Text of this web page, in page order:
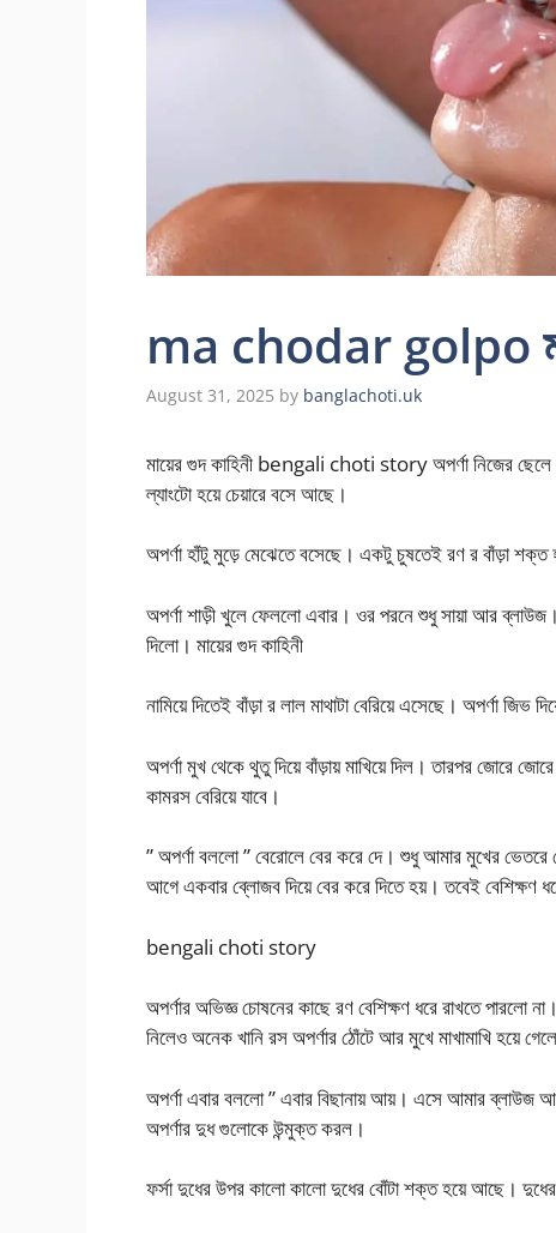
ma chodar golpo
August 31, 2025 by banglachoti.uk
মায়ের গুদ কাহিনী bengali choti story অপর্ণা নিজের ছেলে
ল্যাংটো হয়ে চেয়ারে বসে আছে।
অপর্ণা হাঁটু মুড়ে মেঝেতে বসেছে। একটু চুষতেই রণ র বাঁড়া শক্ত
অপর্ণা শাড়ী খুলে ফেললো এবার। ওর পরনে শুধু সায়া আর ব্লাউজ।
দিলো। মায়ের গুদ কাহিনী
নামিয়ে দিতেই বাঁড়া র লাল মাথাটা বেরিয়ে এসেছে। অপর্ণা জিভ
অপর্ণা মুখ থেকে থুতু দিয়ে বাঁড়ায় মাখিয়ে দিল। তারপর জোরে
কামরস বেরিয়ে যাবে।
” অপর্ণা বললো ” বেরোলে বের করে দে। শুধু আমার মুখের ভেতরে
আগে একবার ব্লোজব দিয়ে বের করে দিতে হয়। তবেই বেশিক্ষণ
bengali choti story
অপর্ণার অভিজ্ঞ চোষনের কাছে রণ বেশিক্ষণ ধরে রাখতে পারলো
নিলেও অনেক খানি রস অপর্ণার ঠোঁটে আর মুখে মাখামাখি হয়ে
অপর্ণা এবার বললো ” এবার বিছানায় আয়। এসে আমার ব্লাউজ
অপর্ণার দুধ গুলোকে উন্মুক্ত করল।
ফর্সা দুধের উপর কালো কালো দুধের বোঁটা শক্ত হয়ে আছে। দুধের